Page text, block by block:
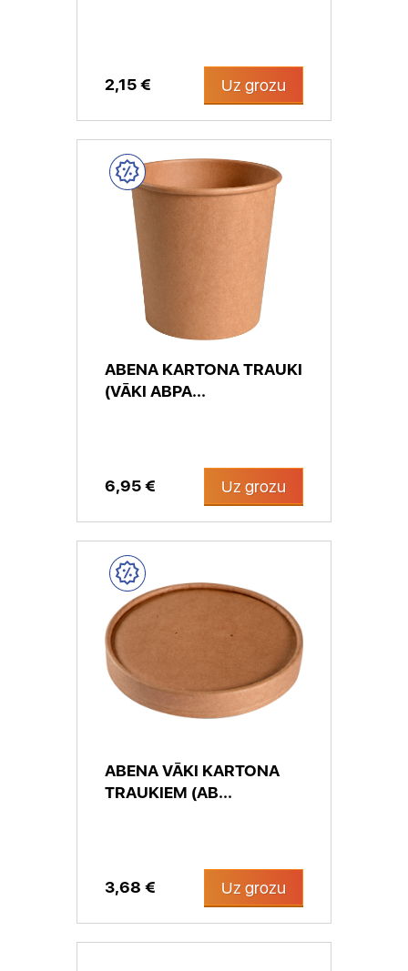
2,15 € Uz grozu
ABENA KARTONA TRAUKI
(VĀKI ABPA...
6,95 € Uz grozu
ABENA VĀKI KARTONA
TRAUKIEM (AB...
3,68 € Uz grozu